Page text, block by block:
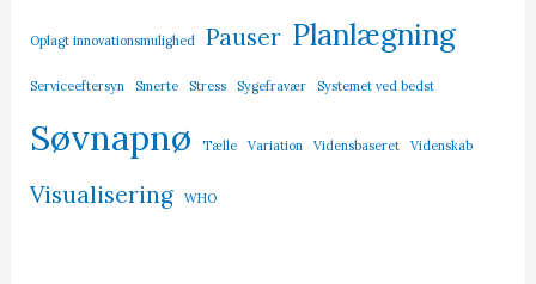
Oplagt innovationsmulighed Pauser Planlægning
Serviceeftersyn Smerte Stress Sygefravær Systemet ved bedst
Søvnapnø Tælle Variation Vidensbaseret Videnskab
Visualisering WHO